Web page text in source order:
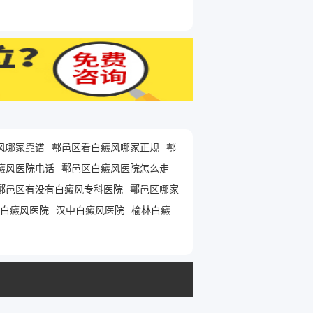
哪家靠谱 鄠邑区看白癜风哪家正规 鄠
风医院电话 鄠邑区白癜风医院怎么走
邑区有没有白癜风专科医院 鄠邑区哪家
癜风医院 汉中白癜风医院 榆林白癜